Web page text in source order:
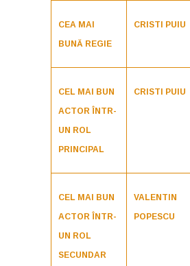
CEA MAI
BUNĂ REGIE
CRISTI PUIU
CEL MAI BUN
ACTOR ÎNTR-
UN ROL
PRINCIPAL
CRISTI PUIU
CEL MAI BUN
ACTOR ÎNTR-
UN ROL
SECUNDAR
VALENTIN
POPESCU